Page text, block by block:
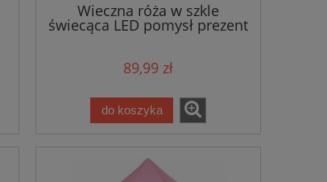
Wieczna róża w szkle
świecąca LED pomysł prezent
na dzień kobiet
89,99 zł
do koszyka